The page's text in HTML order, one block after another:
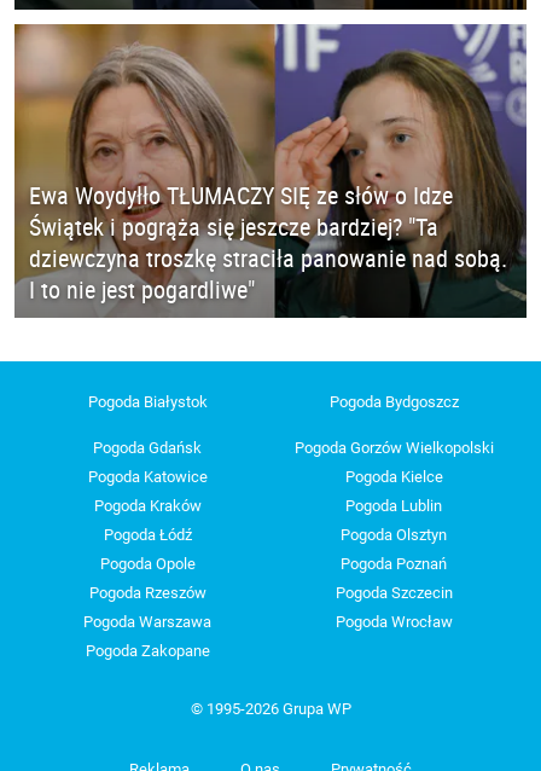
Ewa Woydyłło TŁUMACZY SIĘ ze słów o Idze
Świątek i pogrąża się jeszcze bardziej? "Ta
dziewczyna troszkę straciła panowanie nad sobą.
I to nie jest pogardliwe"
Pogoda Białystok Pogoda Bydgoszcz
Pogoda Gdańsk
Pogoda Gorzów Wielkopolski
Pogoda Katowice
Pogoda Kielce
Pogoda Kraków
Pogoda Lublin
Pogoda Łódź
Pogoda Olsztyn
Pogoda Opole
Pogoda Poznań
Pogoda Rzeszów
Pogoda Szczecin
Pogoda Warszawa
Pogoda Wrocław
Pogoda Zakopane
© 1995-2026 Grupa WP